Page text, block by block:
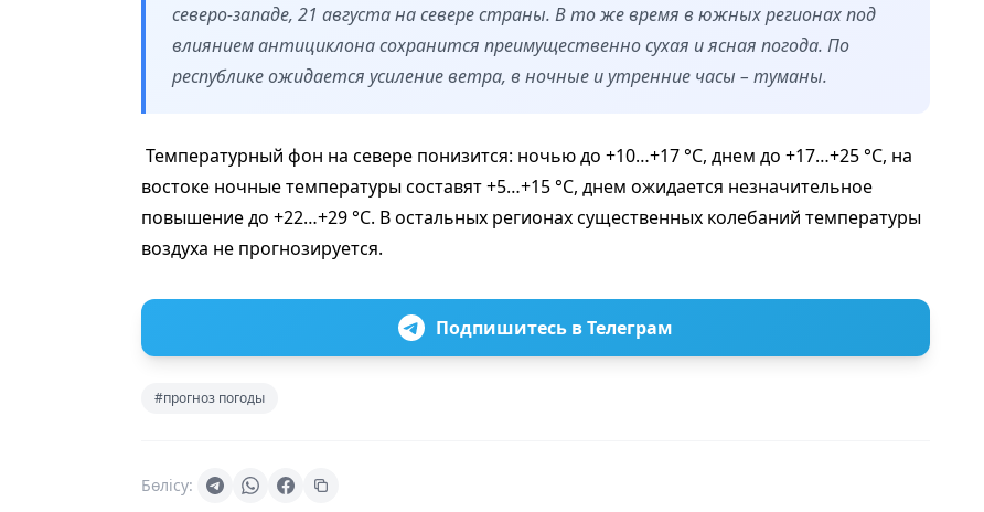
северо-западе, 21 августа на севере страны. В то же время в южных регионах под
влиянием антициклона сохранится преимущественно сухая и ясная погода. По
республике ожидается усиление ветра, в ночные и утренние часы – туманы.
Температурный фон на севере понизится: ночью до +10…+17 °C, днем до +17…+25 °C, на
востоке ночные температуры составят +5…+15 °C, днем ожидается незначительное
повышение до +22…+29 °C. В остальных регионах существенных колебаний температуры
воздуха не прогнозируется.
Подпишитесь в Телеграм
#прогноз погоды
Бөлісу: